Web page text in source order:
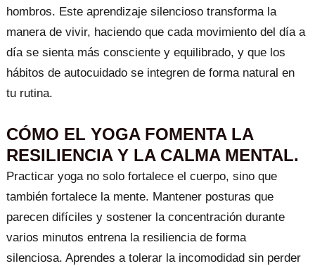
hombros. Este aprendizaje silencioso transforma la
manera de vivir, haciendo que cada movimiento del día a
día se sienta más consciente y equilibrado, y que los
hábitos de autocuidado se integren de forma natural en
tu rutina.
CÓMO EL YOGA FOMENTA LA
RESILIENCIA Y LA CALMA MENTAL.
Practicar yoga no solo fortalece el cuerpo, sino que
también fortalece la mente. Mantener posturas que
parecen difíciles y sostener la concentración durante
varios minutos entrena la resiliencia de forma
silenciosa. Aprendes a tolerar la incomodidad sin perder